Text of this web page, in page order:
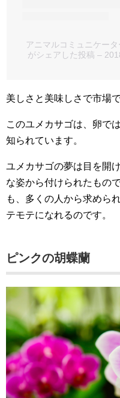
アニマルコミュニケー
がシェアした投稿 –
美しさと美味しさで市場
このユメカサゴは、卵で
知られています。
ユメカサゴの夢は目を開
な姿から付けられたもの
も、多くの人から求めら
テモテになれるのです。
ピンクの胡蝶蘭